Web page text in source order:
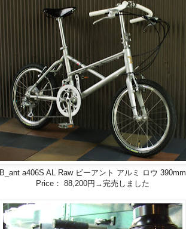
B_ant a406S AL Raw ビーアント アルミ ロウ 390mm
Price： 88,200円→完売しました